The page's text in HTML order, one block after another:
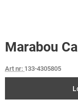
Marabou
Art nr: 133-4305805